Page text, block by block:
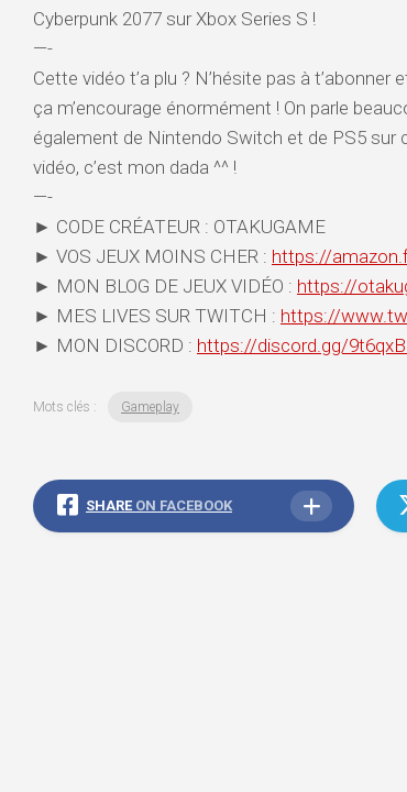
Cyberpunk 2077 sur Xbox Series S !
—-
Cette vidéo t’a plu ? N’hésite pas à
ça m’encourage énormément ! On parle
également de Nintendo Switch et de PS5 sur
vidéo, c’est mon dada ^^ !
—-
► CODE CRÉATEUR : OTAKUGAME
► VOS JEUX MOINS CHER : https://
► MON BLOG DE JEUX VIDÉO : https://
► MES LIVES SUR TWITCH : https://
► MON DISCORD : https://discord.gg/
Mots clés : Gameplay
SHARE ON FACEBOOK